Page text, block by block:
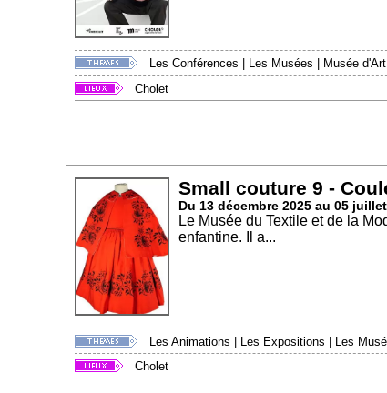
Les Conférences Les Musées Musée
Cholet
Small couture 9 -
Du 13 décembre 2025 au 05
Le Musée du Textile et de la
enfantine. Il a...
Les Animations Les Expositions Les
Cholet